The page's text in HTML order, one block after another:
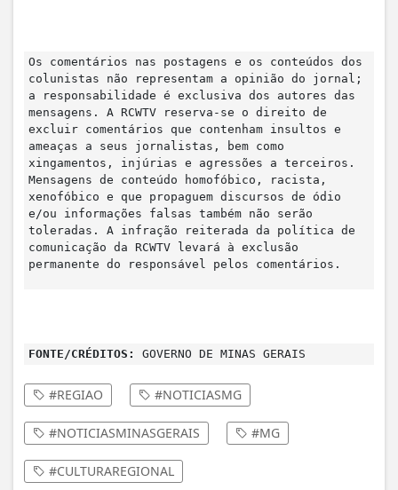
Os comentários nas postagens e os conteúdos dos
colunistas não representam a opinião do jornal;
a responsabilidade é exclusiva dos autores das
mensagens. A RCWTV reserva-se o direito de
excluir comentários que contenham insultos e
ameaças a seus jornalistas, bem como
xingamentos, injúrias e agressões a terceiros.
Mensagens de conteúdo homofóbico, racista,
xenofóbico e que propaguem discursos de ódio
e/ou informações falsas também não serão
toleradas. A infração reiterada da política de
comunicação da RCWTV levará à exclusão
permanente do responsável pelos comentários.
FONTE/CRÉDITOS: GOVERNO DE MINAS GERAIS
#REGIAO #NOTICIASMG
#NOTICIASMINASGERAIS #MG
#CULTURAREGIONAL